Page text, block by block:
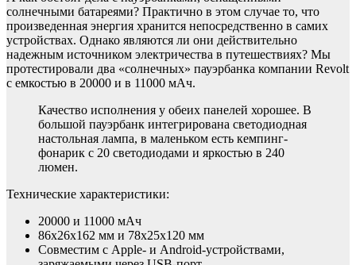
солнечными батареями? Практично в этом случае то, что
произведенная энергия хранится непосредственно в самих
устройствах. Однако являются ли они действительно
надежным источником электричества в путешествиях? Мы
протестировали два «солнечных» пауэрбанка компании Revolt
с емкостью в 20000 и в 11000 мАч.
Качество исполнения у обеих панелей хорошее. В
большой пауэрбанк интегрирована светодиодная
настольная лампа, в маленьком есть кемпинг-
фонарик с 20 светодиодами и яркостью в 240
люмен.
Технические характеристики:
20000 и 11000 мАч
86х26х162 мм и 78х25х120 мм
Совместим с Apple- и Android-устройствами,